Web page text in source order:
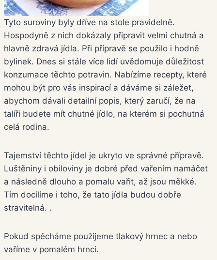
Tyto suroviny byly dříve na stole pravidelně.
Hospodyně z nich dokázaly připravit velmi chutná a
hlavně zdravá jídla. Při přípravě se použilo i hodně
bylinek. Dnes si stále více lidí uvědomuje důležitost
konzumace těchto potravin. Nabízíme recepty, které
mohou být pro vás inspirací a dáváme si záležet,
abychom dávali detailní popis, který zaručí, že na
talíři budete mít chutné jídlo, na kterém si pochutná
celá rodina.
Tajemství těchto jídel je ukryto ve správné přípravě.
Luštěniny i obiloviny je dobré před vařením namáčet
a následně dlouho a pomalu vařit, až jsou měkké.
Tím docílíme i toho, že tato jídla budou dobře
stravitelná. .
Pokud spěcháme použijeme tlakový hrnec a nebo
vaříme v pomalém hrnci.